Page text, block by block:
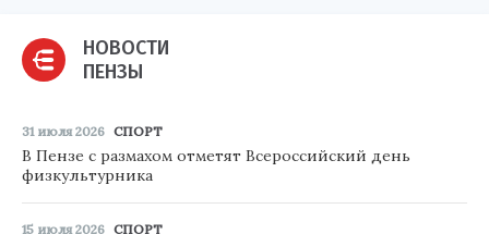
НОВОСТИ
ПЕНЗЫ
31 июля 2026 СПОРТ
В Пензе с размахом отметят Всероссийский день
физкультурника
15 июля 2026 СПОРТ